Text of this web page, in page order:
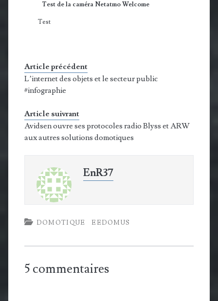
Test de la caméra Netatmo Welcome
Test
Article précédent
L’internet des objets et le secteur public
#infographie
Article suivrant
Avidsen ouvre ses protocoles radio Blyss et ARW
aux autres solutions domotiques
EnR37
DOMOTIQUE EEDOMUS
5 commentaires